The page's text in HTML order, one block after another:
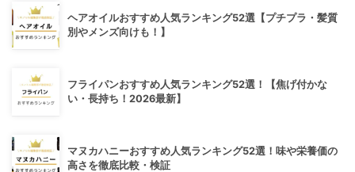
ヘアオイルおすすめ人気ランキング52選【プチプラ・髪質
別やメンズ向けも！】
フライパンおすすめ人気ランキング52選！【焦げ付かな
い・長持ち！2026最新】
マヌカハニーおすすめ人気ランキング52選！味や栄養価の
高さを徹底比較・検証